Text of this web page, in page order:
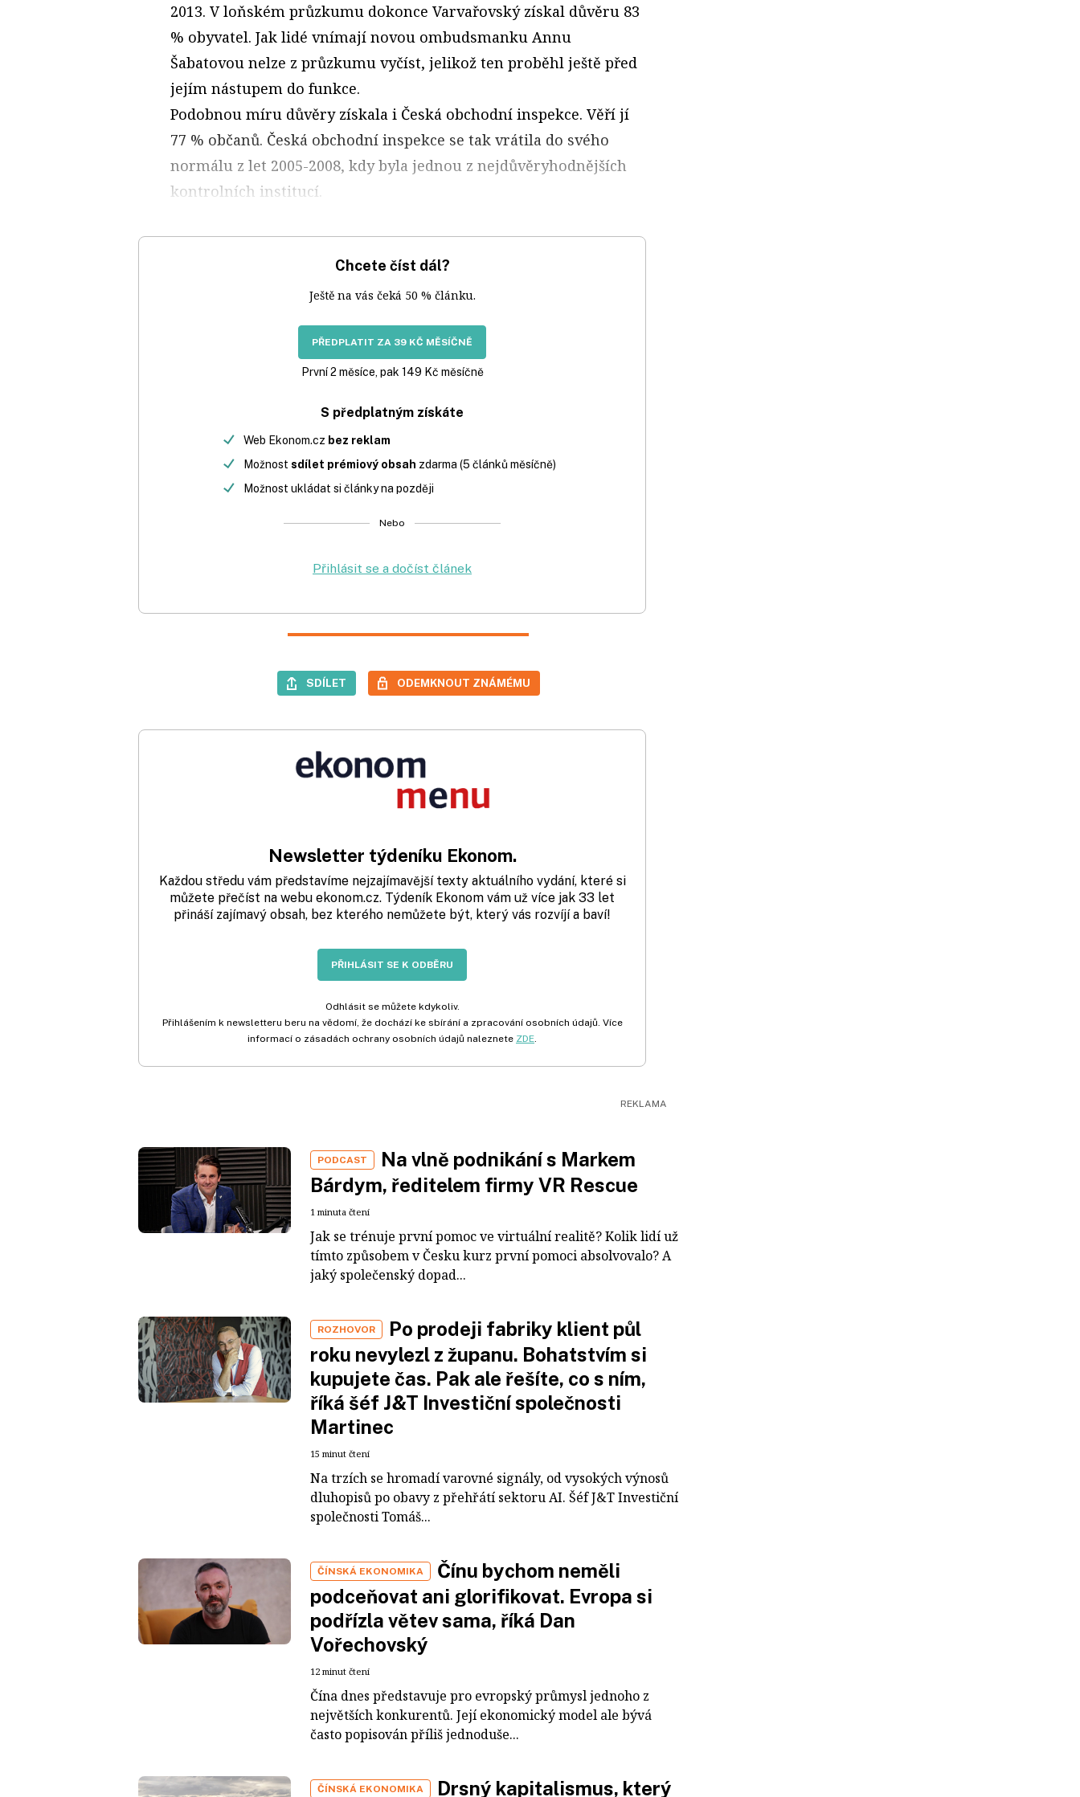
2013. V loňském průzkumu dokonce Varvařovský získal důvěru 83
% obyvatel. Jak lidé vnímají novou ombudsmanku Annu
Šabatovou nelze z průzkumu vyčíst, jelikož ten proběhl ještě před
jejím nástupem do funkce.
Podobnou míru důvěry získala i Česká obchodní inspekce. Věří jí
77 % občanů. Česká obchodní inspekce se tak vrátila do svého
normálu z let 2005-2008, kdy byla jednou z nejdůvěryhodnějších
kontrolních institucí.
Chcete číst dál?
Ještě na vás čeká 50 % článku.
PŘEDPLATIT ZA 39 KČ MĚSÍČNĚ
První 2 měsíce, pak 149 Kč měsíčně
S předplatným získáte
Web Ekonom.cz bez reklam
Možnost sdílet prémiový obsah zdarma (5 článků měsíčně)
Možnost ukládat si články na později
Nebo
Přihlásit se a dočíst článek
SDÍLET ODEMKNOUT ZNÁMÉMU
Newsletter týdeníku Ekonom.
Každou středu vám představíme nejzajímavější texty aktuálního vydání, které si
můžete přečíst na webu ekonom.cz. Týdeník Ekonom vám už více jak 33 let
přináší zajímavý obsah, bez kterého nemůžete být, který vás rozvíjí a baví!
PŘIHLÁSIT SE K ODBĚRU
Odhlásit se můžete kdykoliv.
Přihlášením k newsletteru beru na vědomí, že dochází ke sbírání a zpracování osobních údajů. Více
informací o zásadách ochrany osobních údajů naleznete ZDE
PODCAST
Na vlně podnikání s Markem
Bárdym, ředitelem firmy VR Rescue
1 minuta čtení
Jak se trénuje první pomoc ve virtuální realitě? Kolik lidí už
tímto způsobem v Česku kurz první pomoci absolvovalo? A
jaký společenský dopad...
ROZHOVOR
Po prodeji fabriky klient půl
roku nevylezl z županu. Bohatstvím si
kupujete čas. Pak ale řešíte, co s ním,
říká šéf J&T Investiční společnosti
Martinec
15 minut čtení
Na trzích se hromadí varovné signály, od vysokých výnosů
dluhopisů po obavy z přehřátí sektoru AI. Šéf J&T Investiční
společnosti Tomáš...
ČÍNSKÁ EKONOMIKA
Čínu bychom neměli
podceňovat ani glorifikovat. Evropa si
podřízla větev sama, říká Dan
Vořechovský
12 minut čtení
Čína dnes představuje pro evropský průmysl jednoho z
největších konkurentů. Její ekonomický model ale bývá
často popisován příliš jednoduše...
ČÍNSKÁ EKONOMIKA Drsný kapitalismus, který